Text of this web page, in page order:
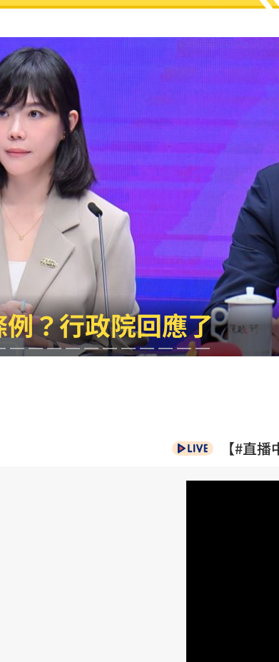
加 00:31
因 00:26
警 00:23
濤 00:22
緩 00:19
事
點 23:59
23:53
了
到「這時」才趨緩
【#直